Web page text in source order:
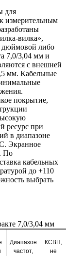
для
измерительным
вилка»,
дюймовой либо
7,0/3,04 мм и
с внешней
мм. Кабельные
покрытие,
ресурс при
в диапазоне
Экранное
По
кабельных
до +110
выбрать
7,0/3,04 мм
Диапазон
частот,
КСВН,
не